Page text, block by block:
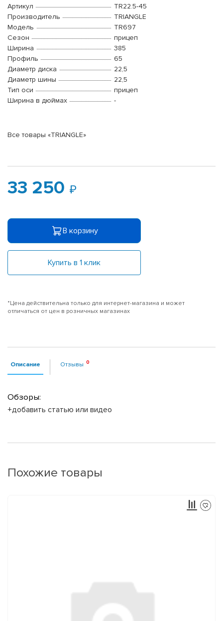
Артикул
TR22.5-45
Производитель
TRIANGLE
Модель
TR697
Сезон
прицеп
Ширина
385
Профиль
65
Диаметр диска
22,5
Диаметр шины
22,5
Тип оси
прицеп
Ширина в дюймах
-
Все товары «TRIANGLE»
33 250
В корзину
Купить в 1 клик
*Цена действительна только для интернет-магазина и может
отличаться от цен в розничных магазинах
Описание Отзывы
Обзоры:
+добавить статью или видео
Похожие товары